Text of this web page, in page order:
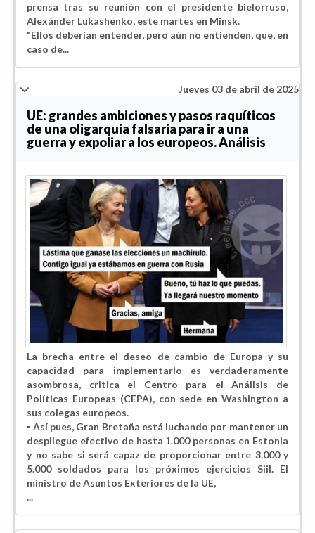
prensa tras su reunión con el presidente bielorruso,
Alexánder Lukashenko, este martes en Minsk.
"Ellos deberían entender, pero aún no entienden, que, en
caso de...
Jueves 03 de abril de 2025
UE: grandes ambiciones y pasos raquíticos
de una oligarquía falsaria para ir a una
guerra y expoliar a los europeos. Análisis
La brecha entre el deseo de cambio de Europa y su
capacidad para implementarlo es verdaderamente
asombrosa, critica el Centro para el Análisis de
Políticas Europeas (CEPA), con sede en Washington a
sus colegas europeos.
▪️ Así pues, Gran Bretaña está luchando por mantener un
despliegue efectivo de hasta 1.000 personas en Estonia
y no sabe si será capaz de proporcionar entre 3.000 y
5.000 soldados para los próximos ejercicios Siil. El
ministro de Asuntos Exteriores de la UE,
...